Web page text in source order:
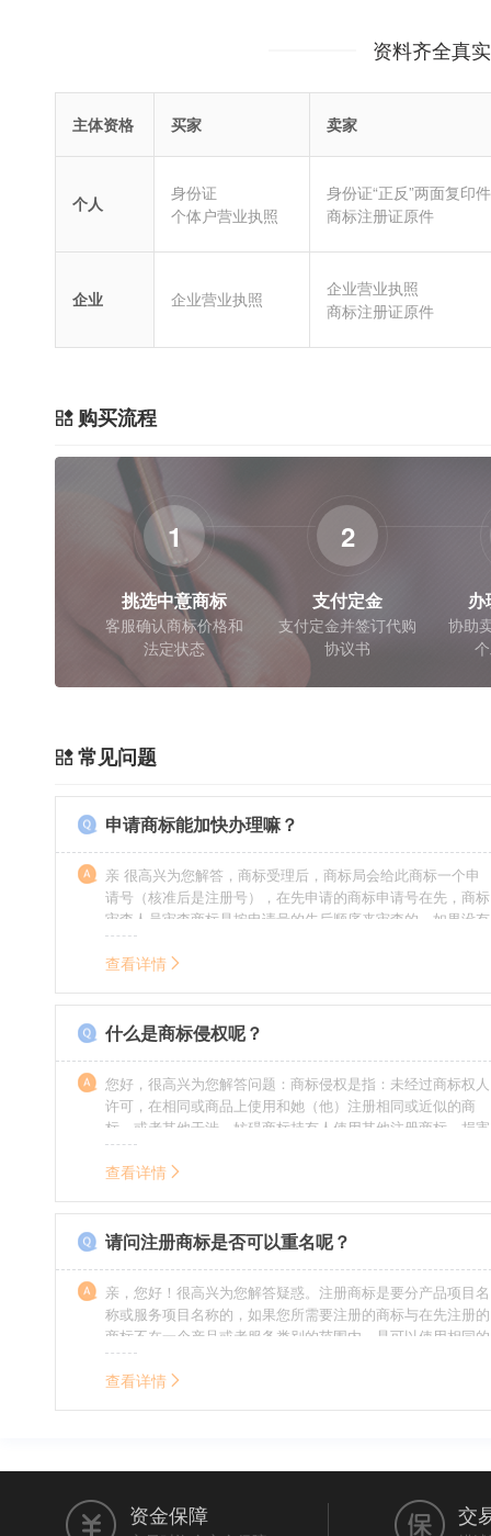
资料齐全真
主体资格 买家 卖家
个人
身份证
个体户营业执照
身份证“正反”两面复印件
商标注册证原件
企业 企业营业执照
企业营业执照
商标注册证原件
购买流程
1
挑选中意商标
客服确认商标价格和
法定状态
2
支付定金
支付定金并签订代购
协议书
办
协助
常见问题
申请商标能加快办理嘛？
亲 很高兴为您解答，商标受理后，商标局会给此商标一个申
请号（核准后是注册号），在先申请的商标申请号在先，商标
审查人员审查商标是按申请号的先后顺序来审查的，如果没有
特殊情况（受理案件需要，被异议等），不会延迟也不会提
前。
查看详情
什么是商标侵权呢？
您好，很高兴为您解答问题：商标侵权是指：未经过商标权人
许可，在相同或商品上使用和她（他）注册相同或近似的商
标，或者其他干涉、妨碍商标持有人使用其他注册商标，损害
商标持有人合法权益的其他行为。侵权的人通常需要承担侵权
的责任，明知侵权的行为的人要承担赔偿的责任。情节严重
查看详情
请问注册商标是否可以重名呢？
亲，您好！很高兴为您解答疑惑。注册商标是要分产品项目名
称或服务项目名称的，如果您所需要注册的商标与在先注册的
商标不在一个产品或者服务类别的范围内，是可以使用相同的
名称的。希望我的回答能帮到您。
查看详情
资金保障 交